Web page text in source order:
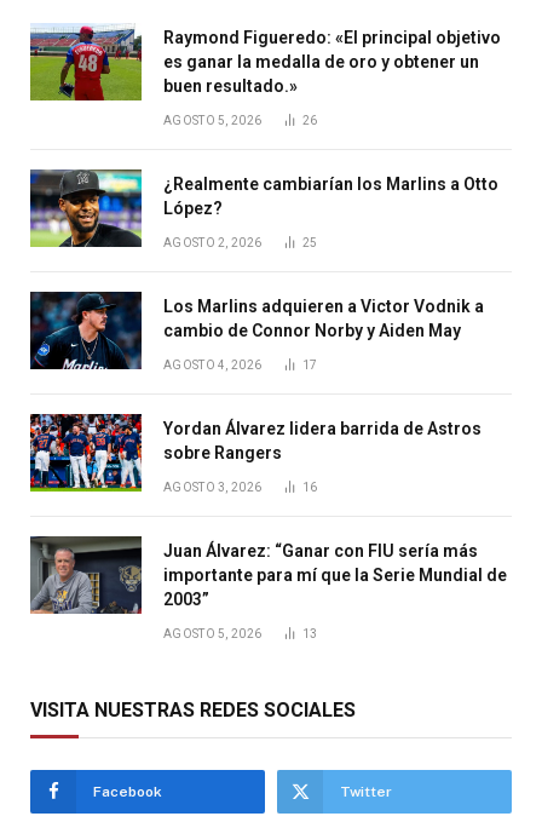
Raymond Figueredo: «El principal objetivo
es ganar la medalla de oro y obtener un
buen resultado.»
AGOSTO 5, 2026 26
¿Realmente cambiarían los Marlins a Otto
López?
AGOSTO 2, 2026 25
Los Marlins adquieren a Victor Vodnik a
cambio de Connor Norby y Aiden May
AGOSTO 4, 2026 17
Yordan Álvarez lidera barrida de Astros
sobre Rangers
AGOSTO 3, 2026 16
Juan Álvarez: “Ganar con FIU sería más
importante para mí que la Serie Mundial de
2003”
AGOSTO 5, 2026 13
VISITA NUESTRAS REDES SOCIALES
Facebook Twitter